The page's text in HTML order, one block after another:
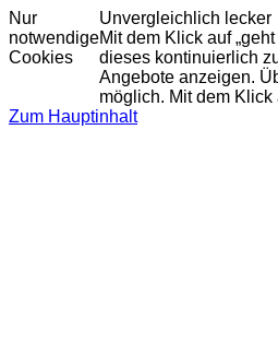
Nur
notwendige
Cookies
Unvergleichlich lecker
Mit dem Klick auf
dieses kontinuierlich
Angebote anzeigen.
möglich. Mit dem
Zum Hauptinhalt